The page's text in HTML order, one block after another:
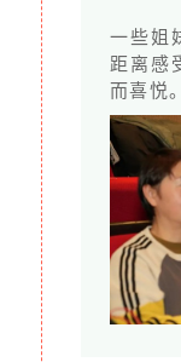
一些姐
距离感
而喜悦。